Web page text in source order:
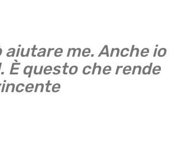
me. Anche io
questo che rende